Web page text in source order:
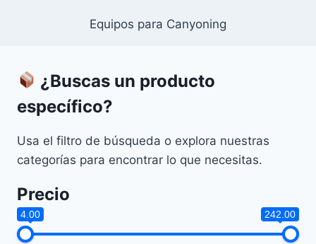
Equipos para Canyoning
¿Buscas un producto
específico?
Usa el filtro de búsqueda o explora nuestras
categorías para encontrar lo que necesitas.
Precio
4.00 242.00